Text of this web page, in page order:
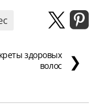
здоровых
волос
❯